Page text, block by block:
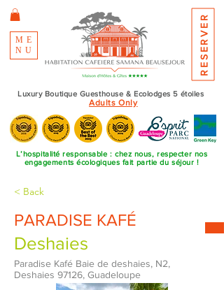
ME
NU
Luxury Boutique Guesthouse & Ecolodges 5 étoiles
Adults Only
RESERVER
L’hospitalité responsable : chez nous, respecter nos
engagements écologiques fait partie du séjour !
< Back
PARADISE KAFÉ
Deshaies
Paradise Kafé Baie de deshaies, N2,
Deshaies 97126, Guadeloupe